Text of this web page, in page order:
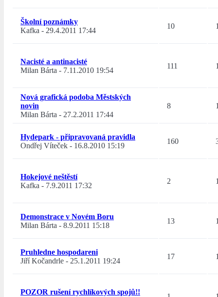
Školní poznámky
Kafka - 29.4.2011 17:44
10
Nacisté a antinacisté
Milan Bárta - 7.11.2010 19:54
111
Nová grafická podoba Městských
novin
Milan Bárta - 27.2.2011 17:44
8
Hydepark - připravovaná pravidla
Ondřej Víteček - 16.8.2010 15:19
160
Hokejové neštěstí
Kafka - 7.9.2011 17:32
2
Demonstrace v Novém Boru
Milan Bárta - 8.9.2011 15:18
13
Pruhledne hospodareni
Jiří Kočandrle - 25.1.2011 19:24
17
POZOR rušení rychlíkových spojů!!